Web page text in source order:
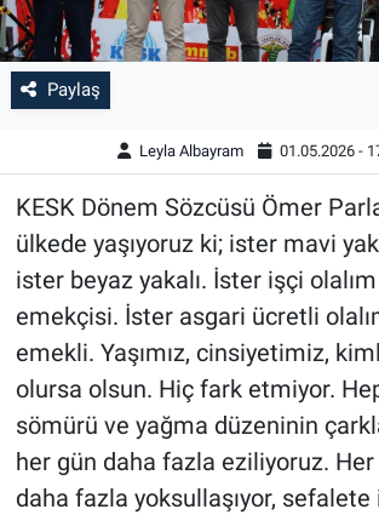
Paylaş
Leyla Albayram 01.05.2026 -
KESK Dönem Sözcüsü Ömer
ülkede yaşıyoruz ki; ister mavi
ister beyaz yakalı. İster işçi
emekçisi. İster asgari ücretli
emekli. Yaşımız, cinsiyetimiz,
olursa olsun. Hiç fark etmiyor.
sömürü ve yağma düzeninin
her gün daha fazla eziliyoruz.
daha fazla yoksullaşıyor, sefalete